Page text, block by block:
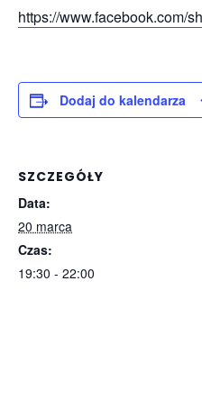
https://www.facebook.com/
Dodaj do kalendarza
SZCZEGÓŁY
Data:
20 marca
Czas:
19:30 - 22:00